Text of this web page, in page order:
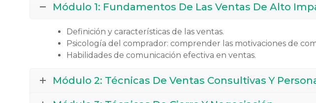
Módulo 1: Fundamentos De Las Ventas De Alto
Definición y características de las ventas.
Psicología del comprador: comprender las motivaciones de
Habilidades de comunicación efectiva en ventas.
Módulo 2: Técnicas De Ventas Consultivas Y